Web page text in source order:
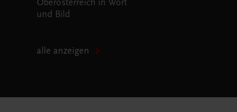
Oberösterreich in Wort
und Bild
alle anzeigen